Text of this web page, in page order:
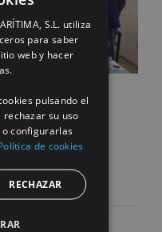
que
sea una
ENGLISH
FRENCH
S.L. utiliza
para saber
web y hacer
pulsando el
rechazar su uso
o configurarlas
de cookies
RECHAZAR